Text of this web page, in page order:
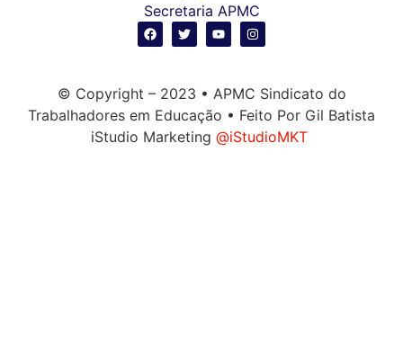
Secretaria APMC
© Copyright – 2023 • APMC Sindicato do
Trabalhadores em Educação • Feito Por Gil Batista
iStudio Marketing @iStudioMKT